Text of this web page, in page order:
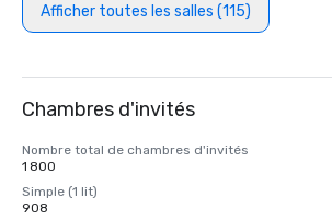
Afficher toutes les salles (115)
Chambres d'invités
Nombre total de chambres d'invités
1 800
Simple (1 lit)
908